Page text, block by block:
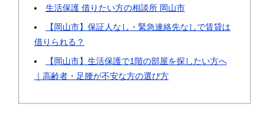
生活保護 借りたい方の相談所 岡山市
【岡山市】保証人なし・緊急連絡先なしで賃貸は
借りられる？
【岡山市】生活保護で1階の部屋を探したい方へ
｜高齢者・足腰が不安な方の選び方